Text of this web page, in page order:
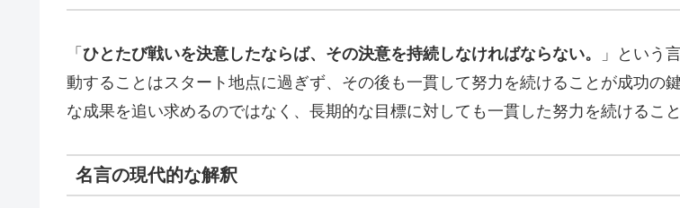
「 ひとたび戦いを決意したならば、その決意を持続しなければならない。 」という
動することはスタート地点に過ぎず、その後も一貫して努力を続けることが成功の
な成果を追い求めるのではなく、長期的な目標に対しても一貫した努力を続けるこ
名言の現代的な解釈